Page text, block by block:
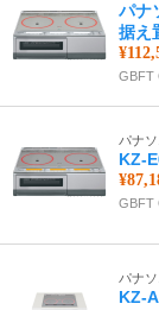
パナ
据え
GBFT
パナ
KZ-
GBFT
パナ
KZ-